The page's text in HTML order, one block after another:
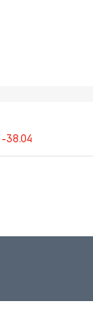
-38.04